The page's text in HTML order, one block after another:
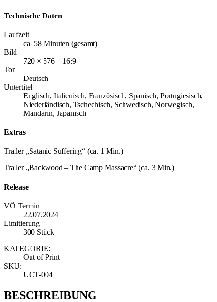
Technische Daten
Laufzeit
ca. 58 Minuten (gesamt)
Bild
720 × 576 – 16:9
Ton
Deutsch
Untertitel
Englisch, Italienisch, Französisch, Spanisch, Portugiesisch,
Niederländisch, Tschechisch, Schwedisch, Norwegisch,
Mandarin, Japanisch
Extras
Trailer „Satanic Suffering“ (ca. 1 Min.)
Trailer „Backwood – The Camp Massacre“ (ca. 3 Min.)
Release
VÖ-Termin
22.07.2024
Limitierung
300 Stück
KATEGORIE:
Out of Print
SKU:
UCT-004
BESCHREIBUNG